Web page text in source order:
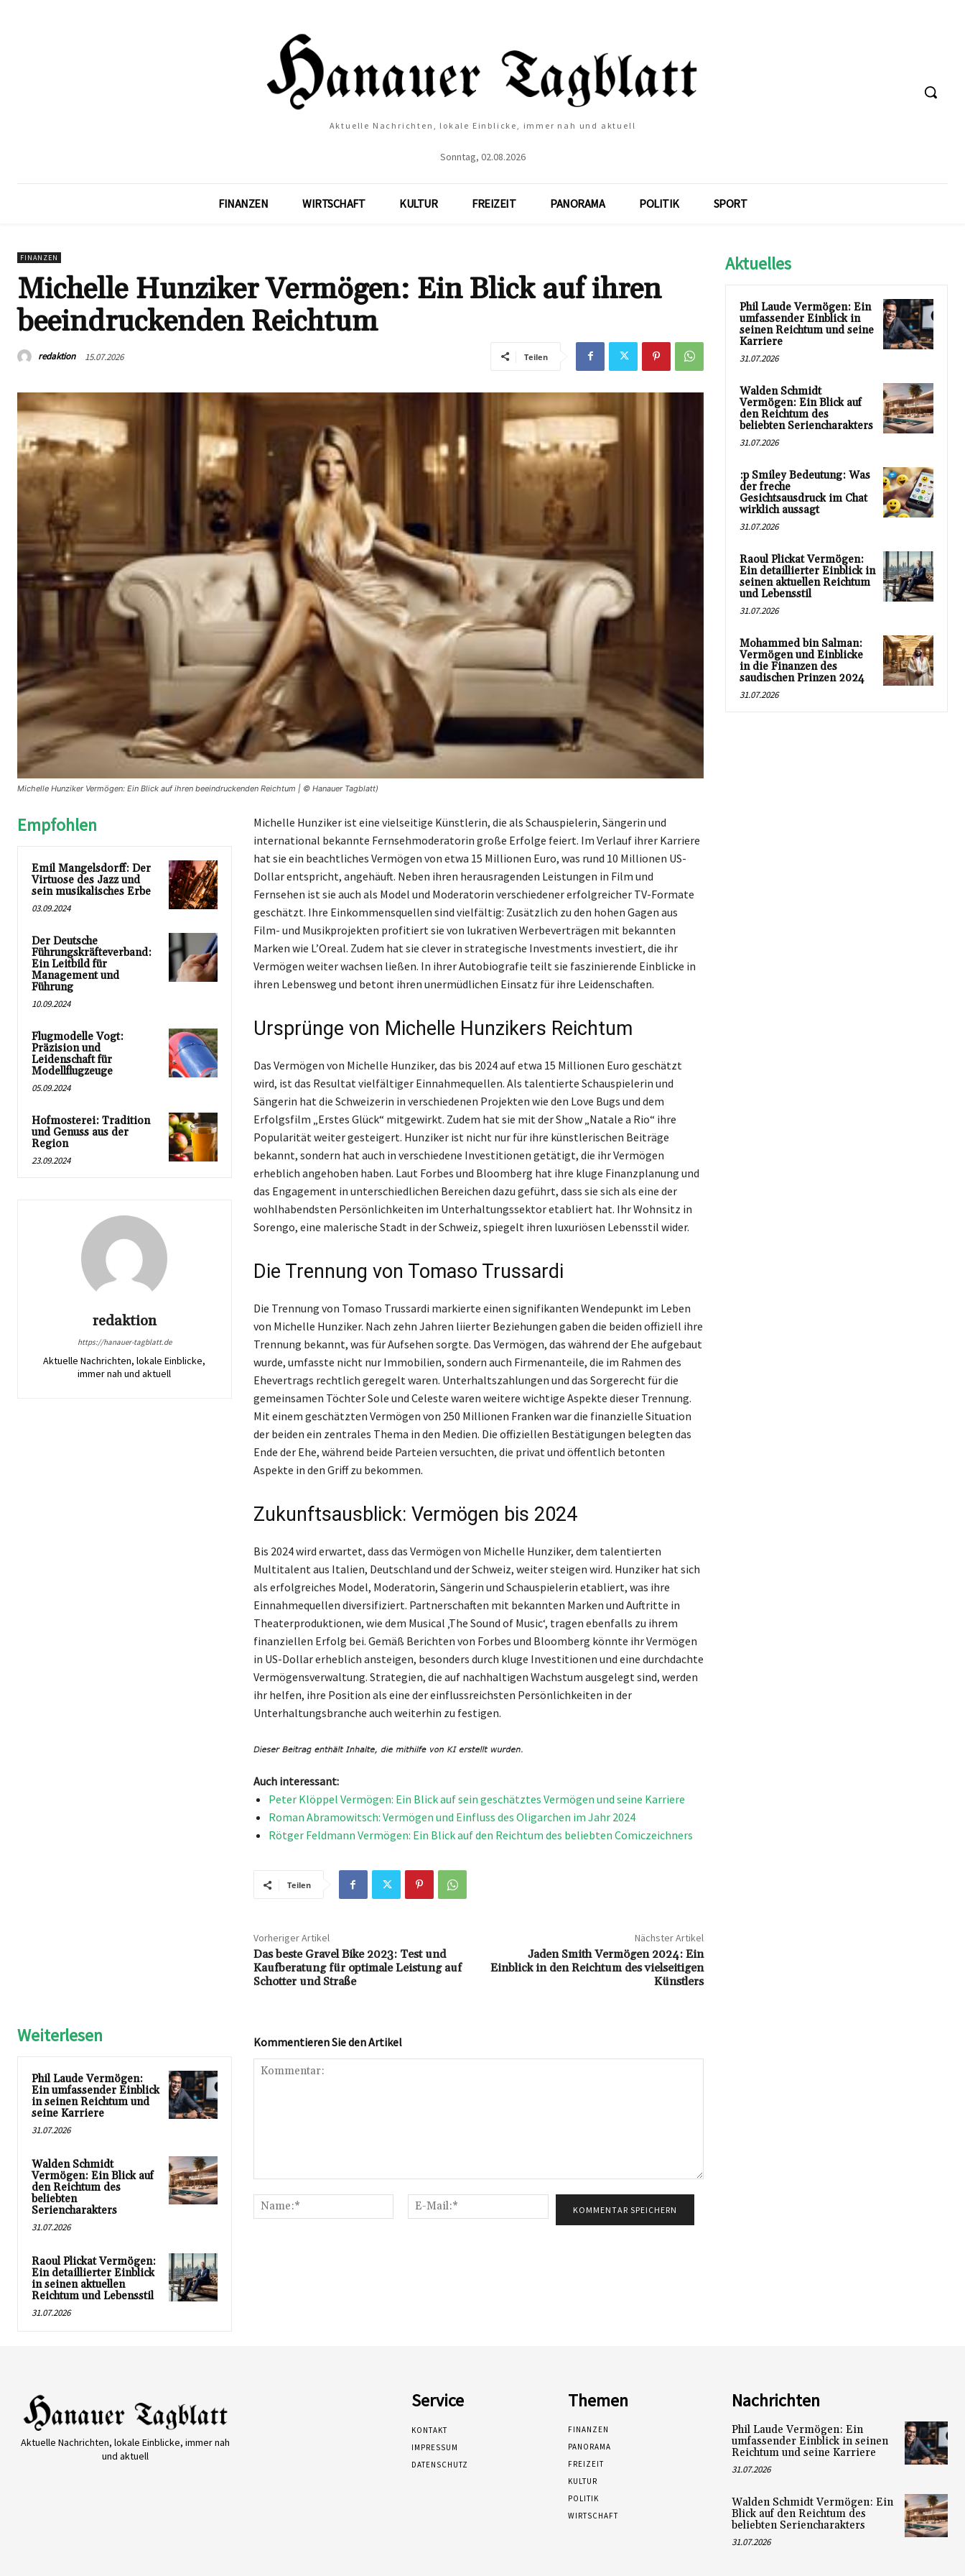
Aktuelle Nachrichten, lokale Einblicke, immer nah und aktuell
Sonntag, 02.08.2026
FINANZEN WIRTSCHAFT KULTUR FREIZEIT PANORAMA POLITIK SPORT
FINANZEN
Michelle Hunziker Vermögen: Ein Blick auf ihren
beeindruckenden Reichtum
redaktion 15.07.2026 Teilen
Michelle Hunziker Vermögen: Ein Blick auf ihren beeindruckenden Reichtum | © Hanauer Tagblatt)
Empfohlen
Emil Mangelsdorff: Der
Virtuose des Jazz und
sein musikalisches Erbe
03.09.2024
Der Deutsche
Führungskräfteverband:
Ein Leitbild für
Management und
Führung
10.09.2024
Flugmodelle Vogt:
Präzision und
Leidenschaft für
Modellflugzeuge
05.09.2024
Hofmosterei: Tradition
und Genuss aus der
Region
23.09.2024
redaktion
https://hanauer-tagblatt.de
Aktuelle Nachrichten, lokale Einblicke,
immer nah und aktuell
Michelle Hunziker ist eine vielseitige Künstlerin, die als Schauspielerin, Sängerin und
international bekannte Fernsehmoderatorin große Erfolge feiert. Im Verlauf ihrer Karriere
hat sie ein beachtliches Vermögen von etwa 15 Millionen Euro, was rund 10 Millionen US-
Dollar entspricht, angehäuft. Neben ihren herausragenden Leistungen in Film und
Fernsehen ist sie auch als Model und Moderatorin verschiedener erfolgreicher TV-Formate
geschätzt. Ihre Einkommensquellen sind vielfältig: Zusätzlich zu den hohen Gagen aus
Film- und Musikprojekten profitiert sie von lukrativen Werbeverträgen mit bekannten
Marken wie L’Oreal. Zudem hat sie clever in strategische Investments investiert, die ihr
Vermögen weiter wachsen ließen. In ihrer Autobiografie teilt sie faszinierende Einblicke in
ihren Lebensweg und betont ihren unermüdlichen Einsatz für ihre Leidenschaften.
Ursprünge von Michelle Hunzikers Reichtum
Das Vermögen von Michelle Hunziker, das bis 2024 auf etwa 15 Millionen Euro geschätzt
wird, ist das Resultat vielfältiger Einnahmequellen. Als talentierte Schauspielerin und
Sängerin hat die Schweizerin in verschiedenen Projekten wie den Love Bugs und dem
Erfolgsfilm „Erstes Glück“ mitgewirkt. Zudem hat sie mit der Show „Natale a Rio“ ihre
Popularität weiter gesteigert. Hunziker ist nicht nur für ihre künstlerischen Beiträge
bekannt, sondern hat auch in verschiedene Investitionen getätigt, die ihr Vermögen
erheblich angehoben haben. Laut Forbes und Bloomberg hat ihre kluge Finanzplanung und
das Engagement in unterschiedlichen Bereichen dazu geführt, dass sie sich als eine der
wohlhabendsten Persönlichkeiten im Unterhaltungssektor etabliert hat. Ihr Wohnsitz in
Sorengo, eine malerische Stadt in der Schweiz, spiegelt ihren luxuriösen Lebensstil wider.
Die Trennung von Tomaso Trussardi
Die Trennung von Tomaso Trussardi markierte einen signifikanten Wendepunkt im Leben
von Michelle Hunziker. Nach zehn Jahren liierter Beziehungen gaben die beiden offiziell ihre
Trennung bekannt, was für Aufsehen sorgte. Das Vermögen, das während der Ehe aufgebaut
wurde, umfasste nicht nur Immobilien, sondern auch Firmenanteile, die im Rahmen des
Ehevertrags rechtlich geregelt waren. Unterhaltszahlungen und das Sorgerecht für die
gemeinsamen Töchter Sole und Celeste waren weitere wichtige Aspekte dieser Trennung.
Mit einem geschätzten Vermögen von 250 Millionen Franken war die finanzielle Situation
der beiden ein zentrales Thema in den Medien. Die offiziellen Bestätigungen belegten das
Ende der Ehe, während beide Parteien versuchten, die privat und öffentlich betonten
Aspekte in den Griff zu bekommen.
Zukunftsausblick: Vermögen bis 2024
Bis 2024 wird erwartet, dass das Vermögen von Michelle Hunziker, dem talentierten
Multitalent aus Italien, Deutschland und der Schweiz, weiter steigen wird. Hunziker hat sich
als erfolgreiches Model, Moderatorin, Sängerin und Schauspielerin etabliert, was ihre
Einnahmequellen diversifiziert. Partnerschaften mit bekannten Marken und Auftritte in
Theaterproduktionen, wie dem Musical ‚The Sound of Music‘, tragen ebenfalls zu ihrem
finanziellen Erfolg bei. Gemäß Berichten von Forbes und Bloomberg könnte ihr Vermögen
in US-Dollar erheblich ansteigen, besonders durch kluge Investitionen und eine durchdachte
Vermögensverwaltung. Strategien, die auf nachhaltigen Wachstum ausgelegt sind, werden
ihr helfen, ihre Position als eine der einflussreichsten Persönlichkeiten in der
Unterhaltungsbranche auch weiterhin zu festigen.
Auch interessant:
Peter Klöppel Vermögen: Ein Blick auf sein geschätztes Vermögen und seine Karriere
Roman Abramowitsch: Vermögen und Einfluss des Oligarchen im Jahr 2024
Rötger Feldmann Vermögen: Ein Blick auf den Reichtum des beliebten Comiczeichners
Teilen
Vorheriger Artikel
Das beste Gravel Bike 2023: Test und
Kaufberatung für optimale Leistung auf
Schotter und Straße
Nächster Artikel
Jaden Smith Vermögen 2024: Ein
Einblick in den Reichtum des vielseitigen
Künstlers
Weiterlesen
Phil Laude Vermögen:
Ein umfassender Einblick
in seinen Reichtum und
seine Karriere
31.07.2026
Walden Schmidt
Vermögen: Ein Blick auf
den Reichtum des
beliebten
Seriencharakters
31.07.2026
Raoul Plickat Vermögen:
Ein detaillierter Einblick
in seinen aktuellen
Reichtum und Lebensstil
31.07.2026
Kommentieren Sie den Artikel
Name:*
Mail:*
Aktuelles
Phil Laude Vermögen: Ein
umfassender Einblick in
seinen Reichtum und seine
Karriere
31.07.2026
Walden Schmidt
Vermögen: Ein Blick auf
den Reichtum des
beliebten Seriencharakters
31.07.2026
:p Smiley Bedeutung: Was
der freche
Gesichtsausdruck im Chat
wirklich aussagt
31.07.2026
Raoul Plickat Vermögen:
Ein detaillierter Einblick in
seinen aktuellen Reichtum
und Lebensstil
31.07.2026
Mohammed bin Salman:
Vermögen und Einblicke
in die Finanzen des
saudischen Prinzen 2024
31.07.2026
Aktuelle Nachrichten, lokale Einblicke, immer nah
und aktuell
Service
KONTAKT
IMPRESSUM
DATENSCHUTZ
Themen
FINANZEN
PANORAMA
FREIZEIT
KULTUR
POLITIK
WIRTSCHAFT
Nachrichten
Phil Laude Vermögen: Ein
umfassender Einblick in seinen
Reichtum und seine Karriere
31.07.2026
Walden Schmidt Vermögen: Ein
Blick auf den Reichtum des
beliebten Seriencharakters
31.07.2026